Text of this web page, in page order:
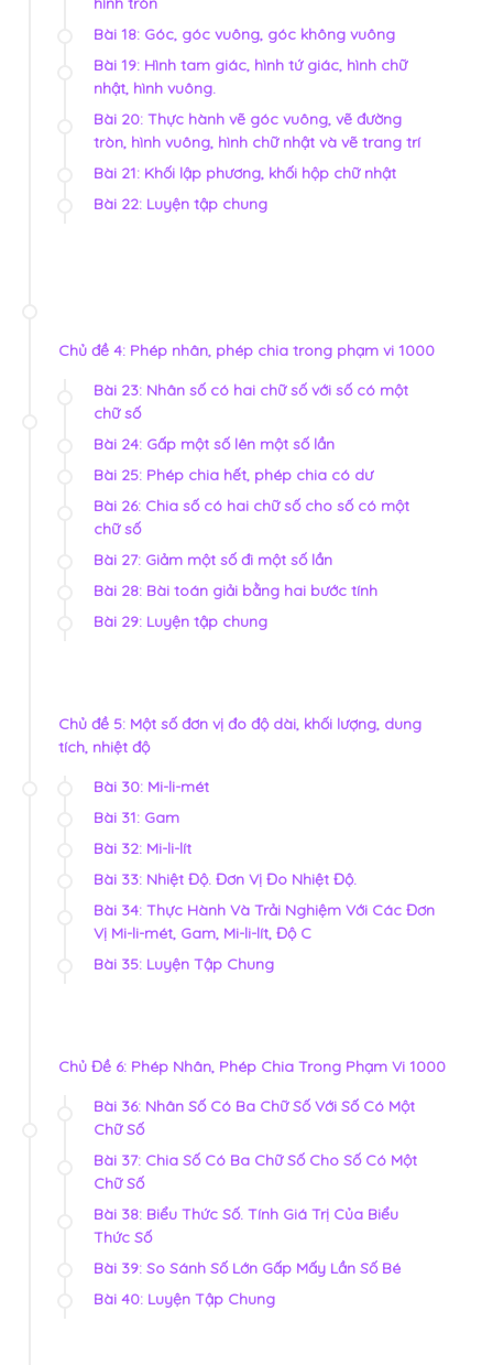
Bài 18: Góc, góc vuông, góc không vuông
Bài 19: Hình tam giác, hình tứ giác, hình chữ
nhật, hình vuông.
Bài 20: Thực hành vẽ góc vuông, vẽ đường
tròn, hình vuông, hình chữ nhật và vẽ trang trí
Bài 21: Khối lập phương, khối hộp chữ nhật
Bài 22: Luyện tập chung
Chủ đề 4: Phép nhân, phép chia trong phạm vi 1000
Bài 23: Nhân số có hai chữ số với số có một
chữ số
Bài 24: Gấp một số lên một số lần
Bài 25: Phép chia hết, phép chia có dư
Bài 26: Chia số có hai chữ số cho số có một
chữ số
Bài 27: Giảm một số đi một số lần
Bài 28: Bài toán giải bằng hai bước tính
Bài 29: Luyện tập chung
Chủ đề 5: Một số đơn vị đo độ dài, khối lượng, dung
tích, nhiệt độ
Bài 30: Mi-li-mét
Bài 31: Gam
Bài 32: Mi-li-lít
Bài 33: Nhiệt Độ. Đơn Vị Đo Nhiệt Độ.
Bài 34: Thực Hành Và Trải Nghiệm Với Các Đơn
Vị Mi-li-mét, Gam, Mi-li-lít, Độ C
Bài 35: Luyện Tập Chung
Chủ Đề 6: Phép Nhân, Phép Chia Trong Phạm Vi 1000
Bài 36: Nhân Số Có Ba Chữ Số Với Số Có Một
Chữ Số
Bài 37: Chia Số Có Ba Chữ Số Cho Số Có Một
Chữ Số
Bài 38: Biểu Thức Số. Tính Giá Trị Của Biểu
Thức Số
Bài 39: So Sánh Số Lớn Gấp Mấy Lần Số Bé
Bài 40: Luyện Tập Chung